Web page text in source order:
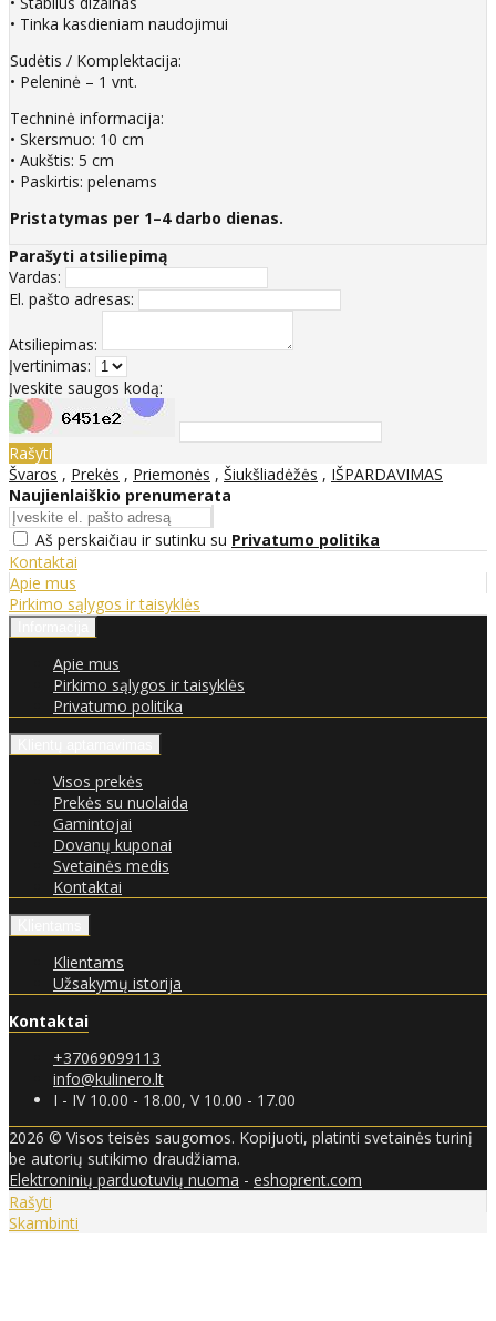
• Tinka kasdieniam naudojimui
Sudėtis / Komplektacija:
• Peleninė – 1 vnt.
Techninė informacija:
• Skersmuo: 10 cm
• Aukštis: 5 cm
• Paskirtis: pelenams
Pristatymas per 1–4 darbo dienas.
Parašyti atsiliepimą
Vardas:
El. pašto adresas:
Atsiliepimas:
Įvertinimas:
Įveskite saugos kodą:
Rašyti
Švaros , Prekės , Priemonės , Šiukšliadėžės , IŠPARDAVIMAS
Naujienlaiškio prenumerata
Aš perskaičiau ir sutinku su Privatumo politika
Kontaktai
Apie mus
Pirkimo sąlygos ir taisyklės
Apie mus
Pirkimo sąlygos ir taisyklės
Privatumo politika
Visos prekės
Prekės su nuolaida
Gamintojai
Dovanų kuponai
Svetainės medis
Kontaktai
Klientams
Užsakymų istorija
Kontaktai
+37069099113
info@kulinero.lt
I - IV 10.00 - 18.00, V 10.00 - 17.00
2026 © Visos teisės saugomos. Kopijuoti, platinti svetainės turinį
be autorių sutikimo draudžiama.
Elektroninių parduotuvių nuoma - eshoprent.com
Rašyti
Skambinti